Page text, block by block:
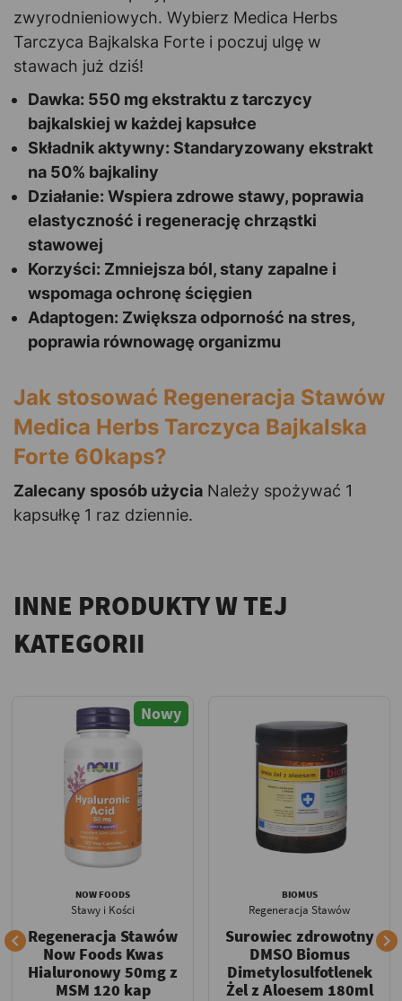
zwyrodnieniowych. Wybierz Medica Herbs
Tarczyca Bajkalska Forte i poczuj ulgę w
stawach już dziś!
Dawka: 550 mg ekstraktu z tarczycy
bajkalskiej w każdej kapsułce
Składnik aktywny: Standaryzowany ekstrakt
na 50% bajkaliny
Działanie: Wspiera zdrowe stawy, poprawia
elastyczność i regenerację chrząstki
stawowej
Korzyści: Zmniejsza ból, stany zapalne i
wspomaga ochronę ścięgien
Adaptogen: Zwiększa odporność na stres,
poprawia równowagę organizmu
Jak stosować Regeneracja Stawów
Medica Herbs Tarczyca Bajkalska
Forte 60kaps?
Zalecany sposób użycia Należy spożywać 1
kapsułkę 1 raz dziennie.
INNE PRODUKTY W TEJ
KATEGORII

Nowy
NOW FOODS
Stawy i Kości
Regeneracja Stawów
Now Foods Kwas
Hialuronowy 50mg z
MSM 120 kap
BIOMUS
Regeneracja Stawów
Surowiec zdrowotny
DMSO Biomus
Dimetylosulfotlenek
Żel z Aloesem 180ml
